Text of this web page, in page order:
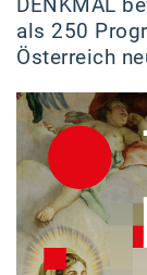
Be.See.
Brandl Talos
Braun
BRP-Rotax
als 250
Österreich